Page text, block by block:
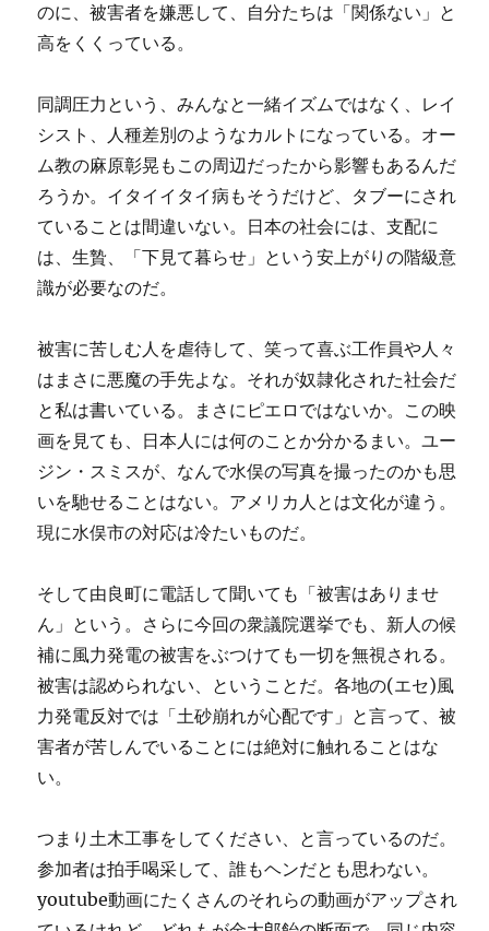
のに、被害者を嫌悪して、自分たちは「関係ない」と
高をくくっている。
同調圧力という、みんなと一緒イズムではなく、レイ
シスト、人種差別のようなカルトになっている。オー
ム教の麻原彰晃もこの周辺だったから影響もあるんだ
ろうか。イタイイタイ病もそうだけど、タブーにされ
ていることは間違いない。日本の社会には、支配に
は、生贄、「下見て暮らせ」という安上がりの階級意
識が必要なのだ。
被害に苦しむ人を虐待して、笑って喜ぶ工作員や人々
はまさに悪魔の手先よな。それが奴隷化された社会だ
と私は書いている。まさにピエロではないか。この映
画を見ても、日本人には何のことか分かるまい。ユー
ジン・スミスが、なんで水俣の写真を撮ったのかも思
いを馳せることはない。アメリカ人とは文化が違う。
現に水俣市の対応は冷たいものだ。
そして由良町に電話して聞いても「被害はありませ
ん」という。さらに今回の衆議院選挙でも、新人の候
補に風力発電の被害をぶつけても一切を無視される。
被害は認められない、ということだ。各地の(エセ)風
力発電反対では「土砂崩れが心配です」と言って、被
害者が苦しんでいることには絶対に触れることはな
い。
つまり土木工事をしてください、と言っているのだ。
参加者は拍手喝采して、誰もヘンだとも思わない。
youtube動画にたくさんのそれらの動画がアップされ